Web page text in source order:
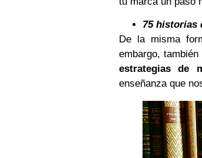
75 historias
De la misma
embargo,
estrategias de
enseñanza que